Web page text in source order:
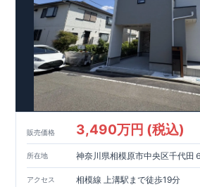
販売価格 3,490万円 (税込)
所在地 神奈川県相模原市中央区千代田
アクセス 相模線 上溝駅まで徒歩19分